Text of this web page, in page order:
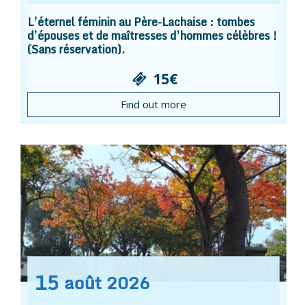
L’éternel féminin au Père-Lachaise : tombes
d’épouses et de maîtresses d’hommes célèbres !
(Sans réservation).
15€
Find out more
15 août 2026